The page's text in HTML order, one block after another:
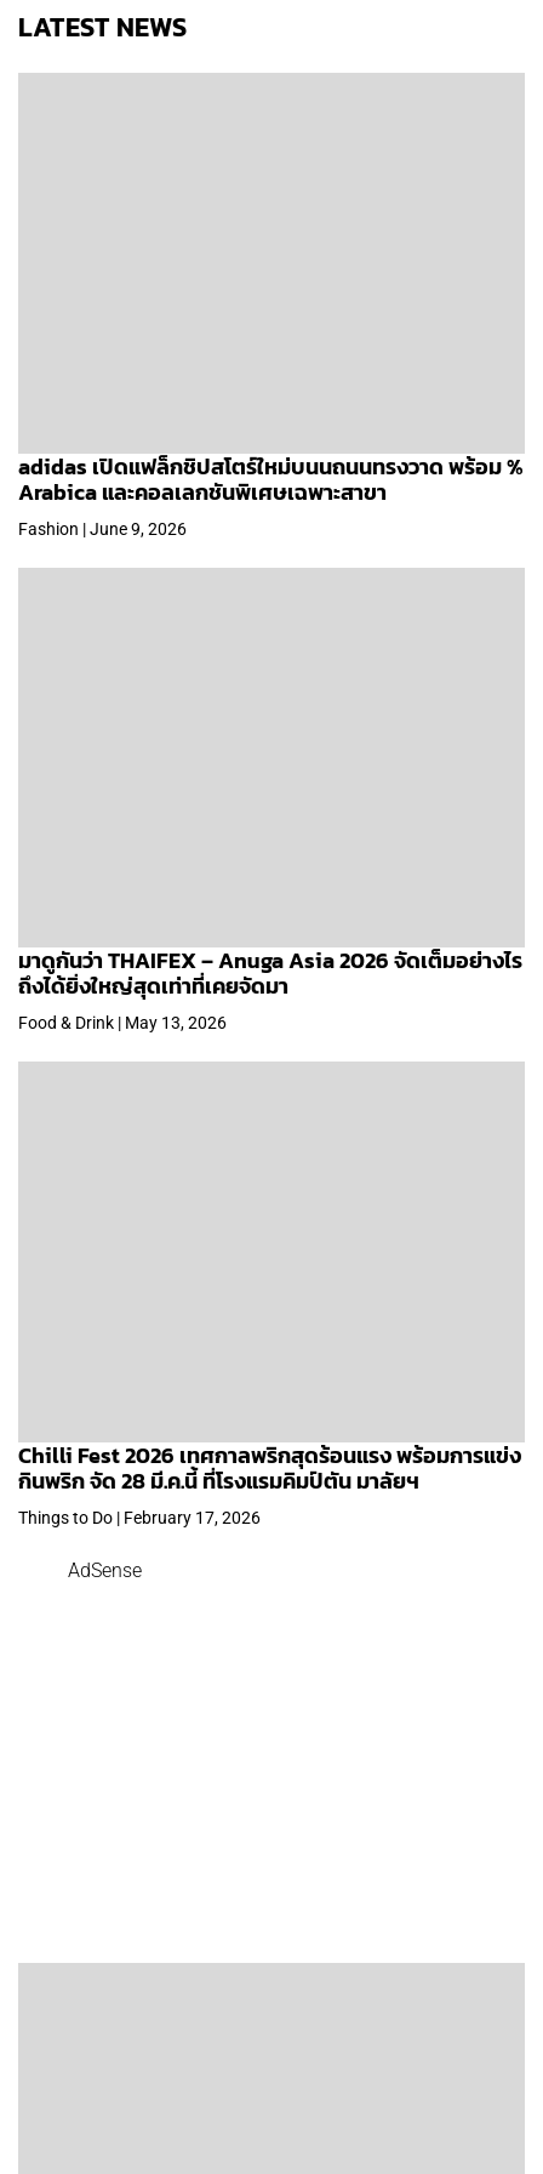
LATEST NEWS
adidas เปิดแฟล็กชิปสโตร์ใหม่บนนถนนทรงวาด พร้อม %
Arabica และคอลเลกชันพิเศษเฉพาะสาขา
Fashion | June 9, 2026
มาดูกันว่า THAIFEX – Anuga Asia 2026 จัดเต็มอย่างไร
ถึงได้ยิ่งใหญ่สุดเท่าที่เคยจัดมา
Food & Drink | May 13, 2026
Chilli Fest 2026 เทศกาลพริกสุดร้อนแรง พร้อมการแข่ง
กินพริก จัด 28 มี.ค.นี้ ที่โรงแรมคิมป์ตัน มาลัยฯ
Things to Do | February 17, 2026
AdSense